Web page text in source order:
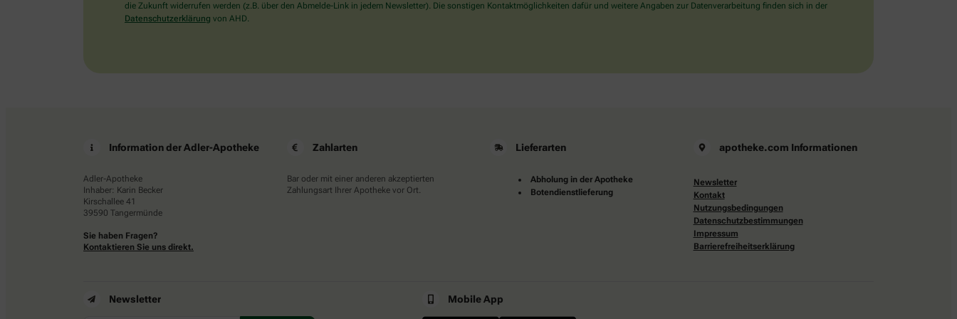
wählen
die Zukunft widerrufen werden (z.B. über den Abmelde-Link in jedem Newsletter). Die sonstigen Kontaktmöglichkeiten dafür und weitere Angaben zur Datenverarbeitung finden sich in der
Datenschutzerklärung von AHD.
Information der Adler-Apotheke
Adler-Apotheke
Inhaber: Karin Becker
Kirschallee 41
39590 Tangermünde
Sie haben Fragen?
Kontaktieren Sie uns direkt.
Zahlarten
Bar oder mit einer anderen akzeptierten
Zahlungsart Ihrer Apotheke vor Ort.
Lieferarten
Abholung in der Apotheke
Botendienstlieferung
apotheke.com Informationen
Newsletter
Kontakt
Nutzungsbedingungen
Datenschutzbestimmungen
Impressum
Barrierefreiheitserklärung
Newsletter Mobile App